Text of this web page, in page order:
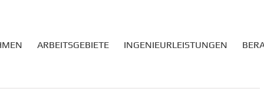
ARBEITSGEBIETE INGENIEURLEISTUNGEN